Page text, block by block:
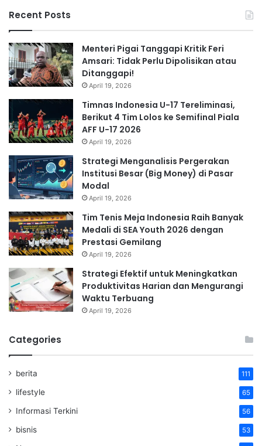
Recent Posts
Menteri Pigai Tanggapi Kritik Feri
Amsari: Tidak Perlu Dipolisikan atau
Ditanggapi!
April 19, 2026
Timnas Indonesia U-17 Tereliminasi,
Berikut 4 Tim Lolos ke Semifinal Piala
AFF U-17 2026
April 19, 2026
Strategi Menganalisis Pergerakan
Institusi Besar (Big Money) di Pasar
Modal
April 19, 2026
Tim Tenis Meja Indonesia Raih Banyak
Medali di SEA Youth 2026 dengan
Prestasi Gemilang
April 19, 2026
Strategi Efektif untuk Meningkatkan
Produktivitas Harian dan Mengurangi
Waktu Terbuang
April 19, 2026
Categories
berita 111
lifestyle 65
Informasi Terkini 56
bisnis 53